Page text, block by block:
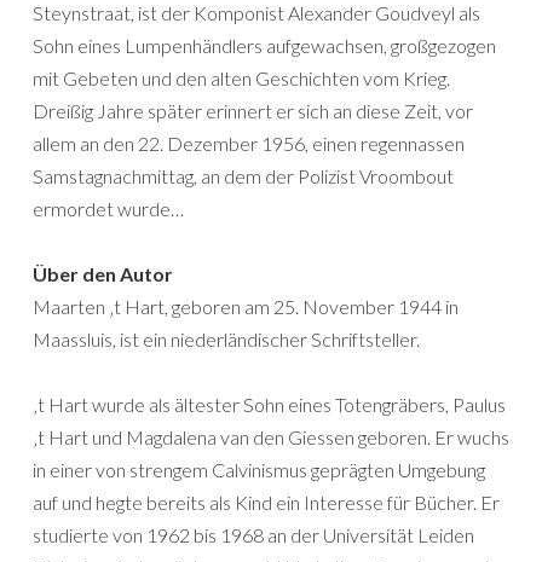
Steynstraat, ist der Komponist Alexander Goudveyl als
Sohn eines Lumpenhändlers aufgewachsen, großgezogen
mit Gebeten und den alten Geschichten vom Krieg.
Dreißig Jahre später erinnert er sich an diese Zeit, vor
allem an den 22. Dezember 1956, einen regennassen
Samstagnachmittag, an dem der Polizist Vroombout
ermordet wurde…
Über den Autor
Maarten ‚t Hart, geboren am 25. November 1944 in
Maassluis, ist ein niederländischer Schriftsteller.
‚t Hart wurde als ältester Sohn eines Totengräbers, Paulus
‚t Hart und Magdalena van den Giessen geboren. Er wuchs
in einer von strengem Calvinismus geprägten Umgebung
auf und hegte bereits als Kind ein Interesse für Bücher. Er
studierte von 1962 bis 1968 an der Universität Leiden